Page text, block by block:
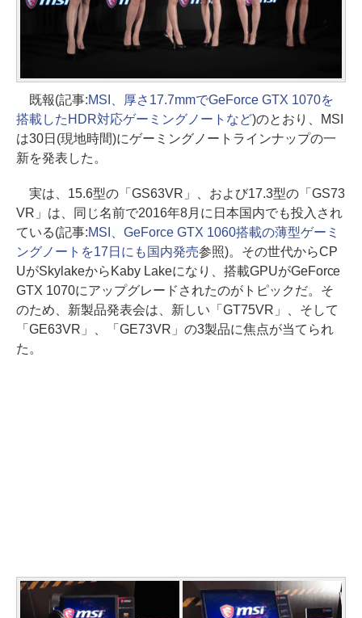
既報(記事:MSI、厚さ17.7mmでGeForce GTX 1070を
搭載したHDR対応ゲーミングノートなど)のとおり、MSI
は30日(現地時間)にゲーミングノートラインナップの一
新を発表した。
実は、15.6型の「GS63VR」、および17.3型の「GS73
VR」は、同じ名前で2016年8月に日本国内でも投入され
ている(記事:MSI、GeForce GTX 1060搭載の薄型ゲーミ
ングノートを17日にも国内発売参照)。その世代からCP
UがSkylakeからKaby Lakeになり、搭載GPUがGeForce
GTX 1070にアップグレードされたのがトピックだ。そ
のため、新製品発表会は、新しい「GT75VR」、そして
「GE63VR」、「GE73VR」の3製品に焦点が当てられ
た。